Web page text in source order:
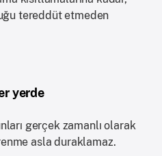
tereddüt etmeden
yerde
gerçek zamanlı olarak
asla duraklamaz.